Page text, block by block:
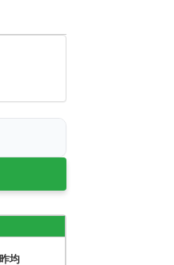
昨均